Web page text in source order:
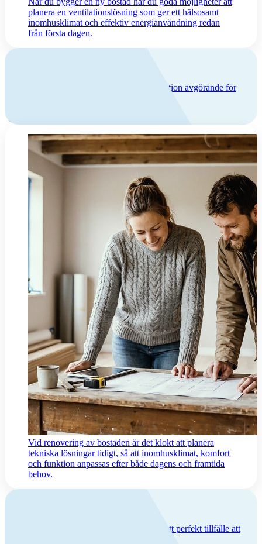
planera en ventilationslösning som ger ett hälsosamt
inomhusklimat och effektiv energianvändning redan
från första dagen.
När du bygger ett nytt hus är valet av ventilation avgörande för
Vid renovering av bostaden är det klokt att planera
tekniska lösningar tidigt, så att inomhusklimat, komfort
och funktion anpassas efter både dagens och framtida
behov.
Ska du renovera eller bygga om? Då är det ett perfekt tillfälle att